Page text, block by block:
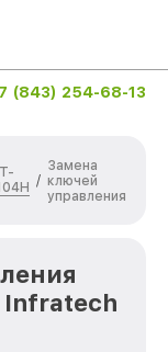
(843) 254-68-13
IT-
/
Замена
ключей
управления
Infratech